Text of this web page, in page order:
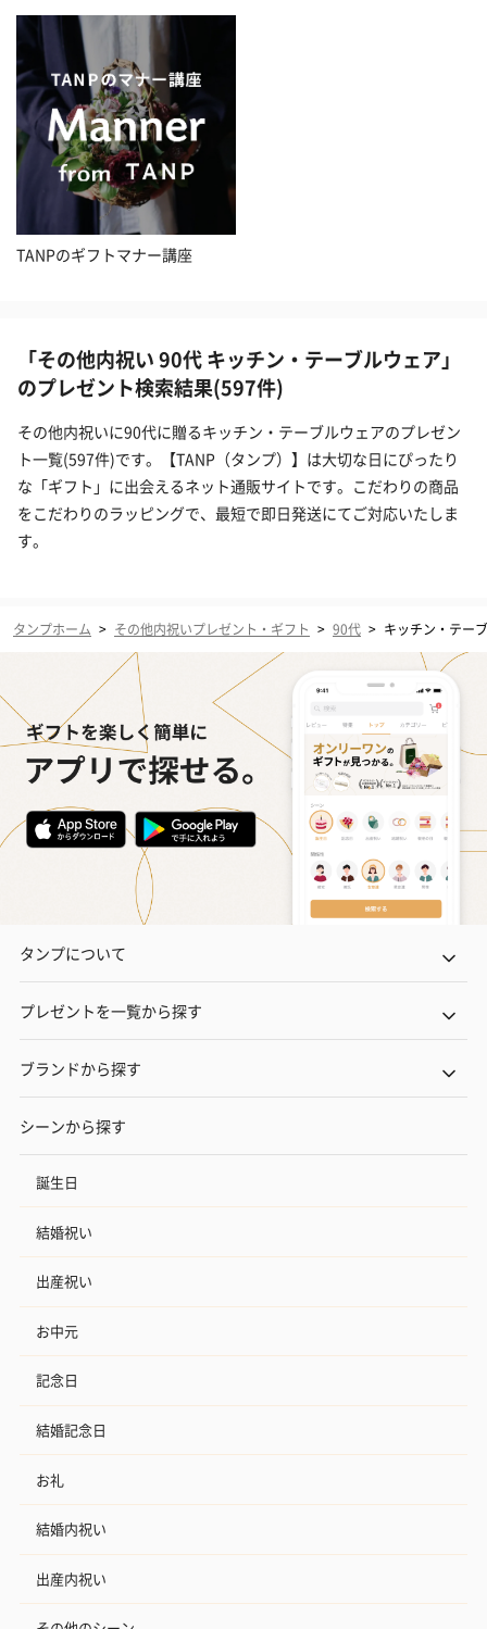
TANPのギフトマナー講座
「その他内祝い 90代 キッチン・テーブルウェア」
のプレゼント検索結果(597件)
その他内祝いに90代に贈るキッチン・テーブルウェアのプレゼン
ト一覧(597件)です。【TANP（タンプ）】は大切な日にぴったり
な「ギフト」に出会えるネット通販サイトです。こだわりの商品
をこだわりのラッピングで、最短で即日発送にてご対応いたしま
す。
タンプホーム > その他内祝いプレゼント・ギフト > 90代 > キッチン・テー
タンプについて
プレゼントを一覧から探す
ブランドから探す
シーンから探す
誕生日
結婚祝い
出産祝い
お中元
記念日
結婚記念日
お礼
結婚内祝い
出産内祝い